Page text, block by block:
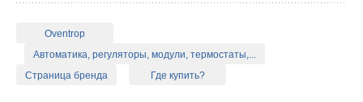
Oventrop
Автоматика, регуляторы, модули, термостаты,...
Страница бренда
Где купить?